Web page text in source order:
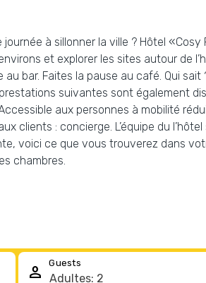
à sillonner la ville ? Hôtel
et explorer les sites autour de
au bar. Faites la pause au café. Qui
suivantes sont également
aux personnes à mobilité
clients : concierge. L’équipe du
voici ce que vous trouverez dans
chambres.
person Guests